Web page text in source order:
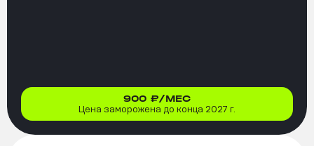
900 ₽/МЕС
Цена заморожена до конца 2027 г.